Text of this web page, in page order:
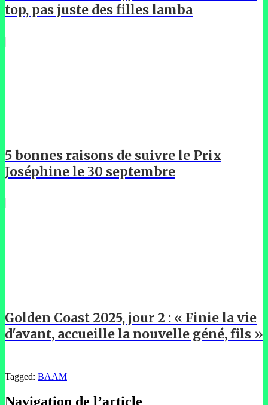
top, pas juste des filles lamba
5 bonnes raisons de suivre le Prix
Joséphine le 30 septembre
Golden Coast 2025, jour 2 : « Finie la vie
d'avant, accueille la nouvelle géné, fils »
Tagged: BAAM
Navigation de l’article